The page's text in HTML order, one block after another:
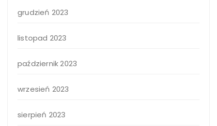
grudzień 2023
listopad 2023
październik 2023
wrzesień 2023
sierpień 2023